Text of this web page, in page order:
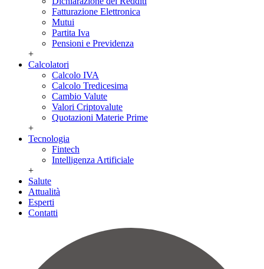
Fatturazione Elettronica
Mutui
Partita Iva
Pensioni e Previdenza
+
Calcolatori
Calcolo IVA
Calcolo Tredicesima
Cambio Valute
Valori Criptovalute
Quotazioni Materie Prime
+
Tecnologia
Fintech
Intelligenza Artificiale
+
Salute
Attualità
Esperti
Contatti